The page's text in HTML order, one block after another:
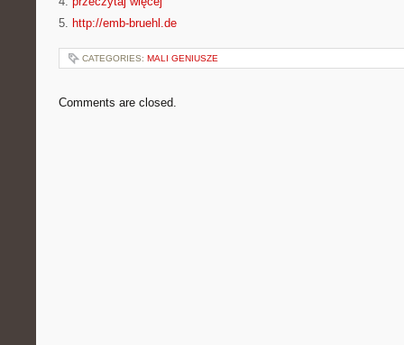
5. http://emb-bruehl.de
CATEGORIES: MALI GENIUSZE
Comments are closed.